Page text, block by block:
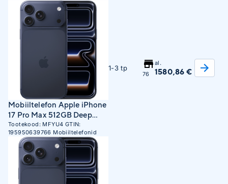
Mobiiltelefon Apple iPhone
17 Pro Max 512GB Deep
Blue
Tootekood: MFYU4 GTIN:
195950639766 Mobiiltelefonid
1-3 tp
76
al.
1580,86 €